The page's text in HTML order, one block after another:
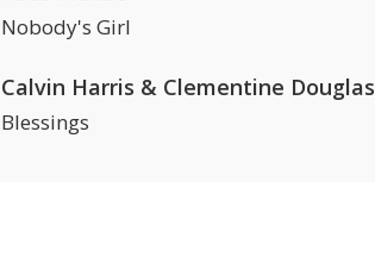
Nobody's Girl
Calvin Harris & Clementine Douglas
Blessings